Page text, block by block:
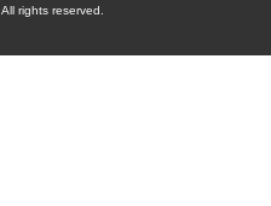
All rights reserved.